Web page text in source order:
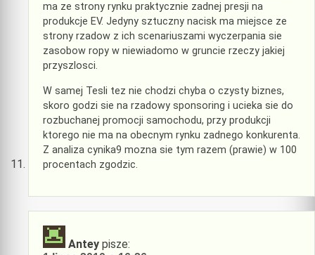
ma ze strony rynku praktycznie zadnej presji na
produkcje EV. Jedyny sztuczny nacisk ma miejsce ze
strony rzadow z ich scenariuszami wyczerpania sie
zasobow ropy w niewiadomo w gruncie rzeczy jakiej
przyszlosci.
W samej Tesli tez nie chodzi chyba o czysty biznes,
skoro godzi sie na rzadowy sponsoring i ucieka sie do
rozbuchanej promocji samochodu, przy produkcji
ktorego nie ma na obecnym rynku zadnego konkurenta.
Z analiza cynika9 mozna sie tym razem (prawie) w 100
procentach zgodzic.
Antey pisze: